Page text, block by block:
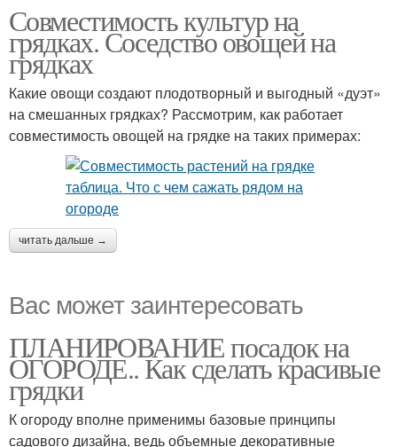
Совместимость культур на
грядках. Соседство овощей на
грядках
Какие овощи создают плодотворный и выгодный «дуэт»
на смешанных грядках? Рассмотрим, как работает
совместимость овощей на грядке на таких примерах:
читать дальше →
Вас может заинтересовать
ПЛАНИРОВАНИЕ посадок на
ОГОРОДЕ.. Как сделать красивые
грядки
К огороду вполне применимы базовые принципы
садового дизайна, ведь объемные декоративные